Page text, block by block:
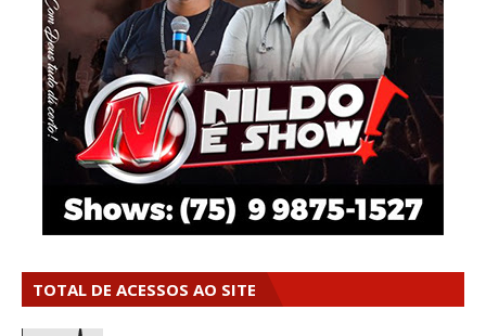
TOTAL DE ACESSOS AO SITE